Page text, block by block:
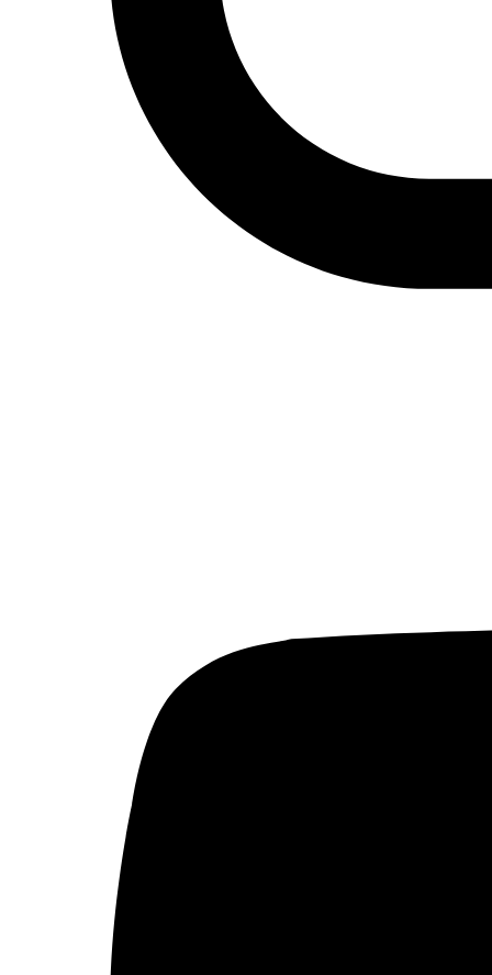
Fundación Al Fanar acerca la realidad social, política y
cultural del mundo árabe a través de publicaciones,